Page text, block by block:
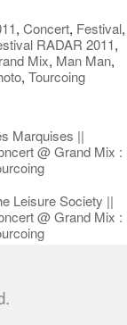
, Concert, Festival,
RADAR 2011,
Mix, Man Man,
, Tourcoing
Marquises ||
@ Grand Mix :
Leisure Society ||
@ Grand Mix :